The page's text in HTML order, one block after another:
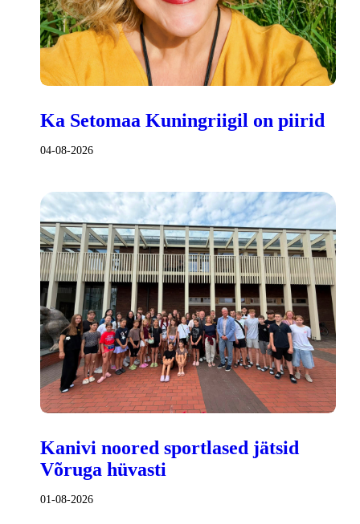
Ka Setomaa Kuningriigil on piirid
04-08-2026
Kanivi noored sportlased jätsid
Võruga hüvasti
01-08-2026